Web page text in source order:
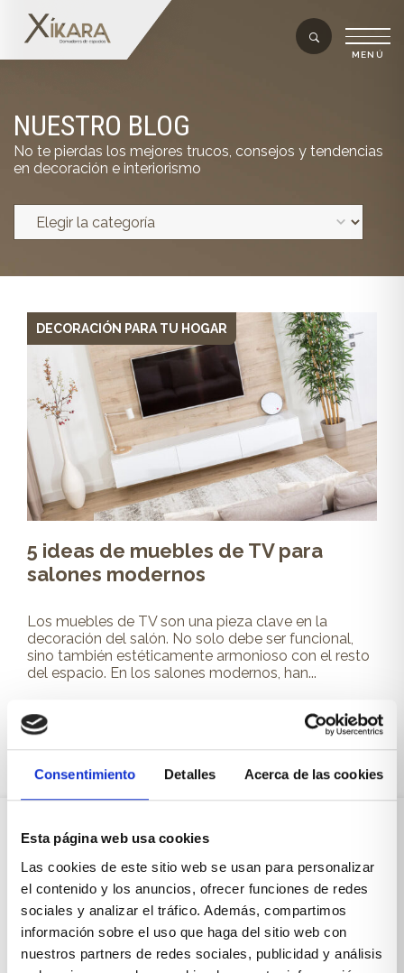
Consentimiento Detalles Acerca de las cookies
Esta página web usa cookies
Las cookies de este sitio web se usan para personalizar
el contenido y los anuncios, ofrecer funciones de redes
sociales y analizar el tráfico. Además, compartimos
información sobre el uso que haga del sitio web con
nuestros partners de redes sociales, publicidad y análisis
NUESTRO BLOG
No te pierdas los mejores trucos, consejos y tendencias
en decoración e interiorismo
DECORACIÓN PARA TU HOGAR
5 ideas de muebles de TV para
salones modernos
Los muebles de TV son una pieza clave en la
decoración del salón. No solo debe ser funcional,
sino también estéticamente armonioso con el resto
del espacio. En los salones modernos, han...
Sobre Xíkara
Inicio
Blog